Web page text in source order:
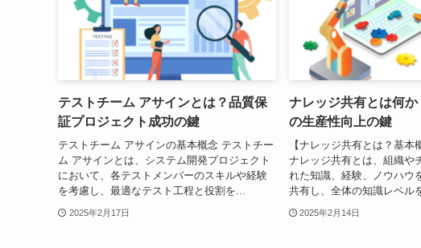
テストチーム アサインとは？品質保
証プロジェクト成功の鍵
テストチーム アサインの基本概念 テストチー
ム アサインとは、システム開発プロジェクト
において、各テストメンバーのスキルや経験
を考慮し、最適なテスト工程と役割を...
2025年2月17日
ナレッジ共有とは何
の生産性向上の鍵
【ナレッジ共有とは？基本
ナレッジ共有とは、組織や
れた知識、経験、ノウハウ
共有し、全体の知識レベル
2025年2月14日